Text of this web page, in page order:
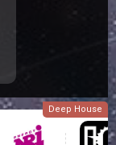
Deep House